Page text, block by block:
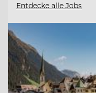
Entdecke alle Jobs